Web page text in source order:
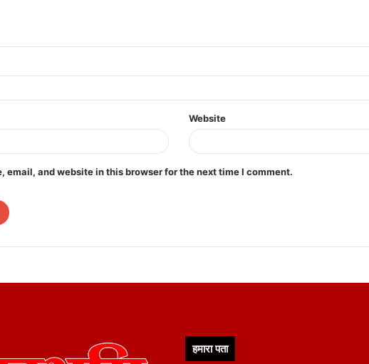
Website
email, and website in this browser for the next time I comment.
हमारा पता